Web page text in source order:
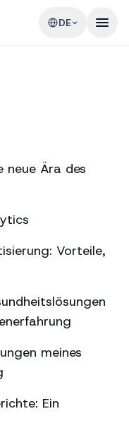
DE
neue Ära des
Vorteile,
meines
Ein